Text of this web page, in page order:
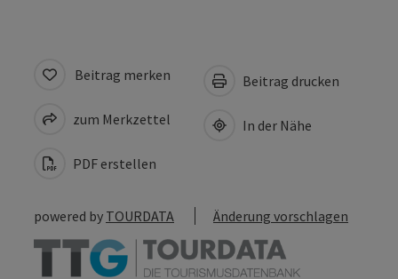
Beitrag merken
zum Merkzettel
PDF erstellen
Beitrag drucken
In der Nähe
powered by TOURDATA Änderung vorschlagen